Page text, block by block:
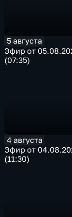
5 августа
Эфир от
(07:35)
4 августа
Эфир от
(11:30)